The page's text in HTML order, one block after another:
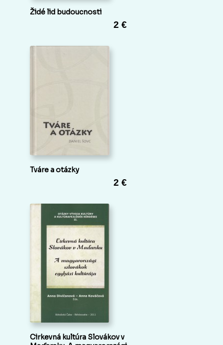
Židé lid budoucnosti
2 €
Tváre a otázky
2 €
Cirkevná kultúra Slovákov v